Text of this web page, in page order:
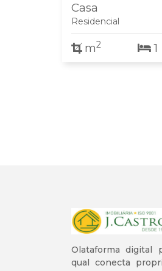
Casa
Residencial
m2 1
Olataforma digital
qual conecta